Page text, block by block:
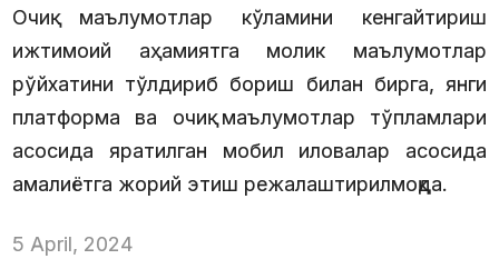
Очиқ маълумотлар кўламини кенгайтириш
ижтимоий аҳамиятга молик маълумотлар
рўйхатини тўлдириб бориш билан бирга, янги
платформа ва очиқ маълумотлар тўпламлари
асосида яратилган мобил иловалар асосида
амалиётга жорий этиш режалаштирилмоқда.
5 April, 2024